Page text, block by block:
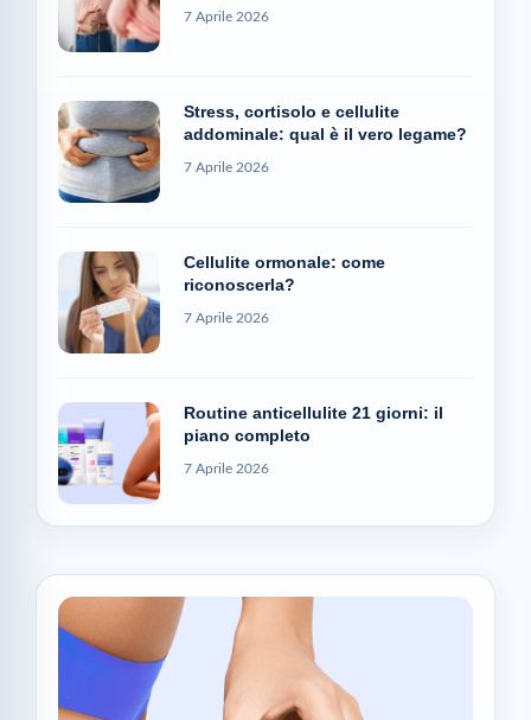
7 Aprile 2026
Stress, cortisolo e cellulite
addominale: qual è il vero legame?
7 Aprile 2026
Cellulite ormonale: come
riconoscerla?
7 Aprile 2026
Routine anticellulite 21 giorni: il
piano completo
7 Aprile 2026